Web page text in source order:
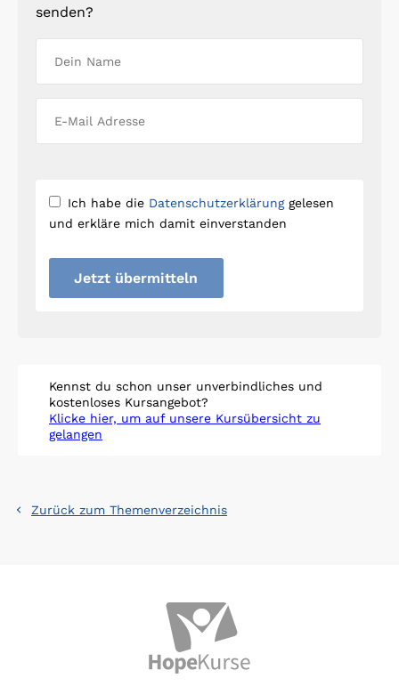
senden?
Ich habe die Datenschutzerklärunggelesen
und erkläre mich damit einverstanden
Jetzt übermitteln
Kennst du schon unser unverbindliches und
kostenloses Kursangebot?
Klicke hier, um auf unsere Kursübersicht zu
gelangen
Zurück zum Themenverzeichnis